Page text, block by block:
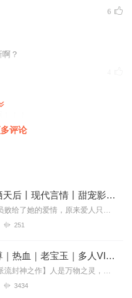
6
？
续更新，太好听了(˵¯͒〰¯͒˵)
评论
重生娱乐圈：两栖天后丨现代言情丨甜宠影视强强
年轻貌美的新人女演员败给了她的爱情，原来爱人只是利用她来保护另一个女人。重生归来，既要过好自己的人生，也要好好报复前世渣男渣女，结果不经意间却被影帝收入眼中，撞...
251
蛊真人｜大爱仙尊｜热血｜老宝玉｜多人VIP免费有声剧
内容简介【黑暗文反派流封神之作】人是万物之灵，蛊是天地真精。一个穿越者不断重生的故事。一个养蛊、炼蛊、用蛊的奇特世界。配音组（男角色）老宝玉旁白...
3434